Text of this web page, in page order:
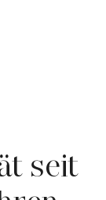
seit